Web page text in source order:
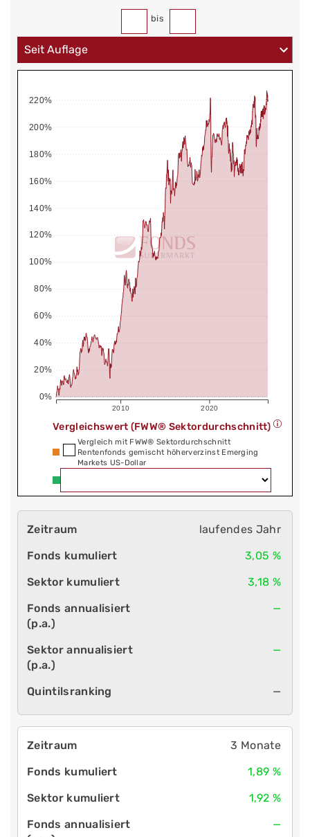
bis
2010 2020
0%
20%
40%
60%
80%
100%
120%
140%
160%
180%
200%
220%
Vergleichswert (FWW® Sektordurchschnitt)
Vergleich mit FWW® Sektordurchschnitt
Rentenfonds gemischt höherverzinst Emerging
Markets US-Dollar
laufendes Jahr
3,05 %
3,18 %
—
—
—
3 Monate
1,89 %
1,92 %
—